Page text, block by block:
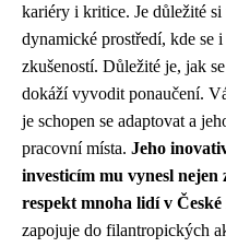
kariéry i kritice. Je důležité
dynamické prostředí, kde se
zkušeností. Důležité je, jak
dokáží vyvodit ponaučení.
je schopen se adaptovat a
pracovní místa. Jeho
investicím mu vynesl nejen
respekt mnoha lidí v
zapojuje do filantropických